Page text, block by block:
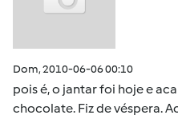
Dom, 2010-06-06 00:10
pois é, o jantar foi hoje e
chocolate. Fiz de véspera.